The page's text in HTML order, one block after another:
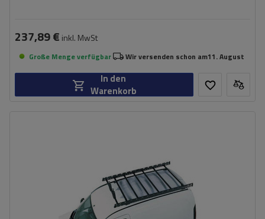
237,89 € inkl. MwSt
Große Menge verfügbar Wir versenden schon am11. August
In den
Warenkorb
duża powierzchnia ładunkowa
stalowa konstrukcja